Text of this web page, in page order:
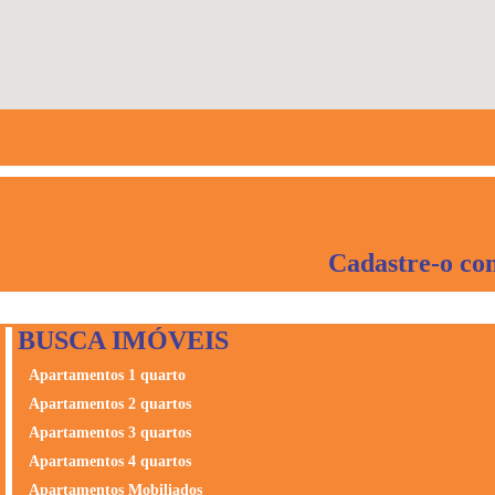
Cadastre-o
BUSCA IMÓVEIS
Apartamentos 1 quarto
Apartamentos 2 quartos
Apartamentos 3 quartos
Apartamentos 4 quartos
Apartamentos Mobiliados